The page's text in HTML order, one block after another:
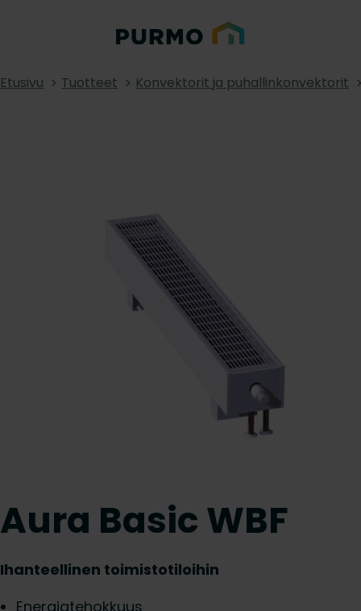
Etusivu Tuotteet Konvektorit ja puhallinkonvektorit
Aura Basic WBF
Ihanteellinen toimistotiloihin
Energiatehokkuus